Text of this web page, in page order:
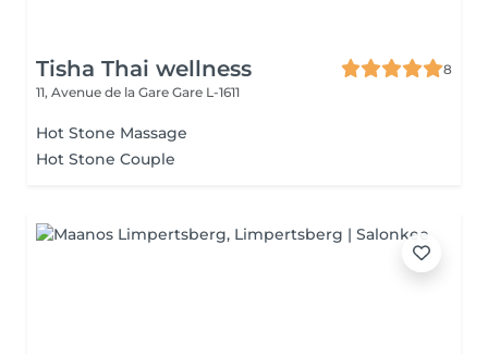
Tisha Thai wellness
8
11, Avenue de la Gare Gare L-1611
Hot Stone Massage
Hot Stone Couple